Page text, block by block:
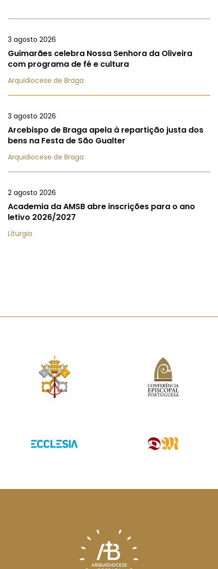
3 agosto 2026
Guimarães celebra Nossa Senhora da Oliveira
com programa de fé e cultura
Arquidiocese de Braga
3 agosto 2026
Arcebispo de Braga apela à repartição justa dos
bens na Festa de São Gualter
Arquidiocese de Braga
2 agosto 2026
Academia da AMSB abre inscrições para o ano
letivo 2026/2027
Liturgia